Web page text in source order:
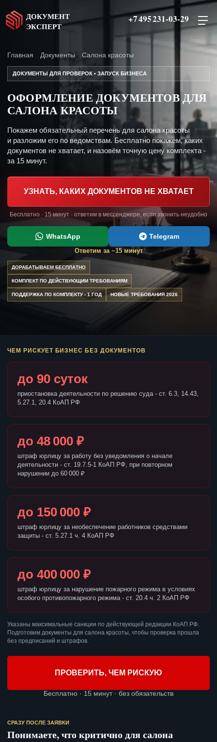
ДОКУМЕНТ
ЭКСПЕРТ
+7 495 231-03-29
Главная Документы Салона красоты
ДОКУМЕНТЫ ДЛЯ ПРОВЕРОК • ЗАПУСК БИЗНЕСА
ОФОРМЛЕНИЕ ДОКУМЕНТОВ ДЛЯ
САЛОНА КРАСОТЫ
Покажем обязательный перечень для салона красоты
и разложим его по ведомствам. Бесплатно покажем, каких
документов не хватает, и назовём точную цену комплекта -
за 15 минут.
УЗНАТЬ, КАКИХ ДОКУМЕНТОВ НЕ ХВАТАЕТ
Бесплатно · 15 минут · ответим в мессенджере, если звонить неудобно
WhatsApp Telegram
Ответим за ~15 минут
ДОРАБАТЫВАЕМ БЕСПЛАТНО
КОМПЛЕКТ ПО ДЕЙСТВУЮЩИМ ТРЕБОВАНИЯМ
ПОДДЕРЖКА ПО КОМПЛЕКТУ - 1 ГОД НОВЫЕ ТРЕБОВАНИЯ 2026
ЧЕМ РИСКУЕТ БИЗНЕС БЕЗ ДОКУМЕНТОВ
до 90 суток
приостановка деятельности по решению суда - ст. 6.3, 14.43,
5.27.1, 20.4 КоАП РФ
до 48 000 ₽
штраф юрлицу за работу без уведомления о начале
деятельности - ст. 19.7.5-1 КоАП РФ, при повторном
нарушении до 60 000 ₽
до 150 000 ₽
штраф юрлицу за необеспечение работников средствами
защиты - ст. 5.27.1 ч. 4 КоАП РФ
до 400 000 ₽
штраф юрлицу за нарушение пожарного режима в условиях
особого противопожарного режима - ст. 20.4 ч. 2 КоАП РФ
Указаны максимальные санкции по действующей редакции КоАП РФ.
Подготовим документы для салона красоты, чтобы проверка прошла
без предписаний и штрафов.
ПРОВЕРИТЬ, ЧЕМ РИСКУЮ
Бесплатно · 15 минут · без обязательств
СРАЗУ ПОСЛЕ ЗАЯВКИ
Понимаете, что критично для салона